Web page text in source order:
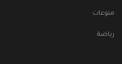
منوعات
رياضة